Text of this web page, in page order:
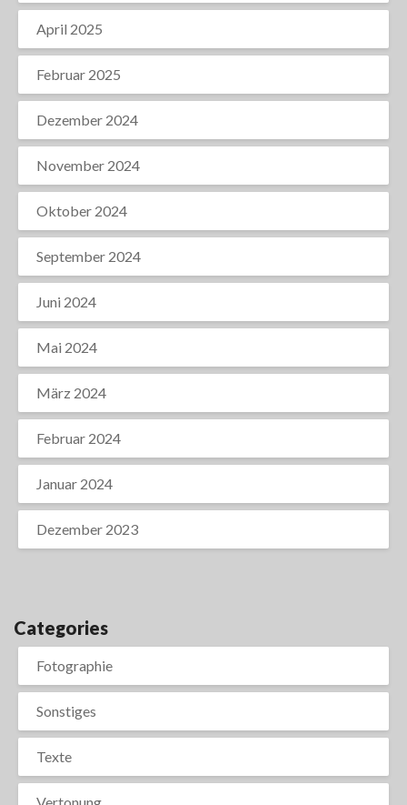
April 2025
Februar 2025
Dezember 2024
November 2024
Oktober 2024
September 2024
Juni 2024
Mai 2024
März 2024
Februar 2024
Januar 2024
Dezember 2023
Categories
Fotographie
Sonstiges
Texte